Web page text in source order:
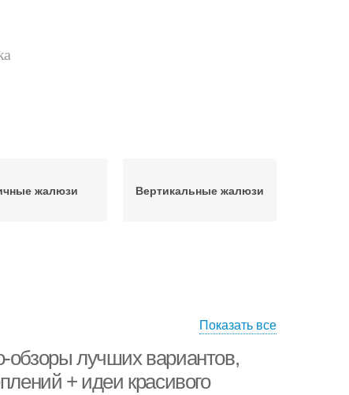
жалюзи Вертикальные жалюзи
Показать все
лучших вариантов,
+ идеи красивого